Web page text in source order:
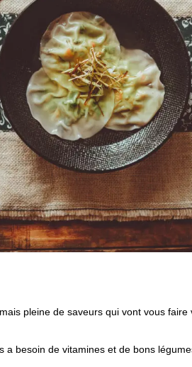
pleine de saveurs qui vont vous
a besoin de vitamines et de bons